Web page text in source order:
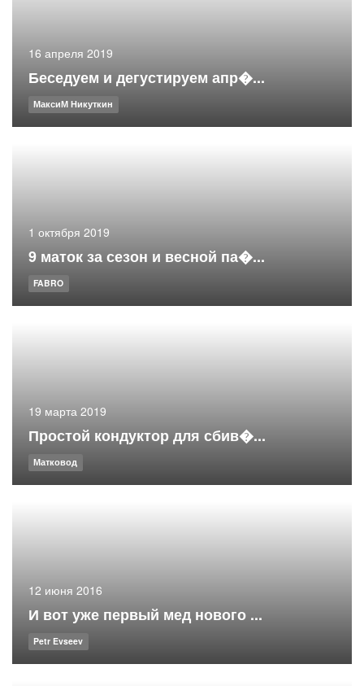
16 апреля 2019
Беседуем и дегустируем апр�...
МаксиМ Никуткин
1 октября 2019
9 маток за сезон и весной па�...
FABRO
19 марта 2019
Простой кондуктор для сбив�...
Матковод
12 июня 2016
И вот уже первый мед нового ...
Petr Evseev